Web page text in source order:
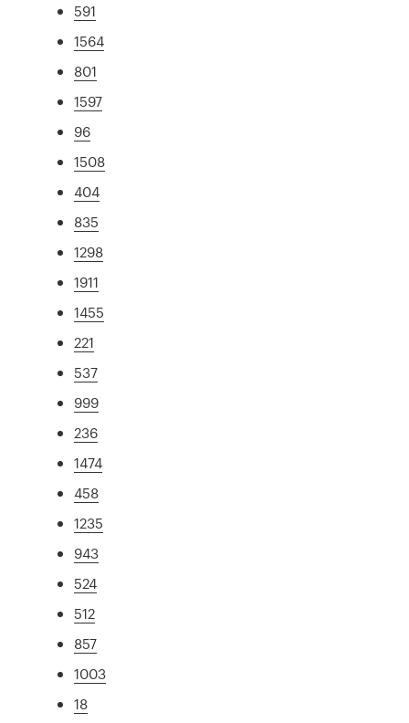
591
1564
801
1597
96
1508
404
835
1298
1911
1455
221
537
999
236
1474
458
1235
943
524
512
857
1003
18